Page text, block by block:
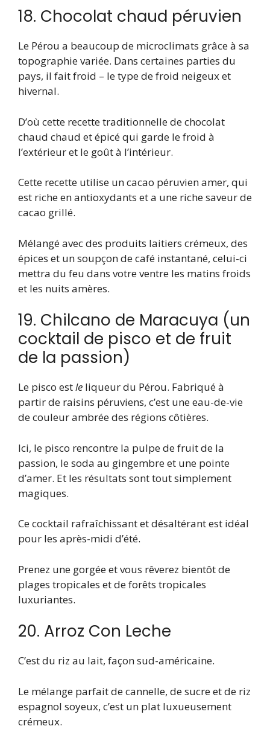
18. Chocolat chaud péruvien
Le Pérou a beaucoup de microclimats grâce à sa
topographie variée. Dans certaines parties du
pays, il fait froid – le type de froid neigeux et
hivernal.
D’où cette recette traditionnelle de chocolat
chaud chaud et épicé qui garde le froid à
l’extérieur et le goût à l’intérieur.
Cette recette utilise un cacao péruvien amer, qui
est riche en antioxydants et a une riche saveur de
cacao grillé.
Mélangé avec des produits laitiers crémeux, des
épices et un soupçon de café instantané, celui-ci
mettra du feu dans votre ventre les matins froids
et les nuits amères.
19. Chilcano de Maracuya (un
cocktail de pisco et de fruit
de la passion)
Le pisco estle liqueur du Pérou. Fabriqué à
partir de raisins péruviens, c’est une eau-de-vie
de couleur ambrée des régions côtières.
Ici, le pisco rencontre la pulpe de fruit de la
passion, le soda au gingembre et une pointe
d’amer. Et les résultats sont tout simplement
magiques.
Ce cocktail rafraîchissant et désaltérant est idéal
pour les après-midi d’été.
Prenez une gorgée et vous rêverez bientôt de
plages tropicales et de forêts tropicales
luxuriantes.
20. Arroz Con Leche
C’est du riz au lait, façon sud-américaine.
Le mélange parfait de cannelle, de sucre et de riz
espagnol soyeux, c’est un plat luxueusement
crémeux.